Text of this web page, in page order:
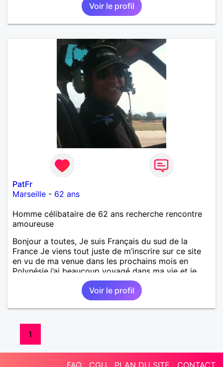
Voir le profil
PatFr
Marseille - 62 ans
Homme célibataire de 62 ans recherche rencontre
amoureuse
Bonjour a toutes, Je suis Français du sud de la
France Je viens tout juste de m’inscrire sur ce site
en vu de ma venue dans les prochains mois en
Polynésie.j’ai beaucoup voyagé dans ma vie et je
souhaite me poser en Amour sérieusement et
définitivement en Polynésie. Je suis ouvert à toute
rencontre dans un projet de longue durable en
Amour, sentiments, sincérité. Je ne prétends pas
beaucoup dans une vraie relation amoureuse a une
vrai polynésienne à la recherche d’un homme
sincère honnête avec beaucoup de gentillesse de
qualité et qui peux vous submerger d’Amour. Je suis
Voir le profil
1
FAQ CGU PLAN DU SITE CONTACT